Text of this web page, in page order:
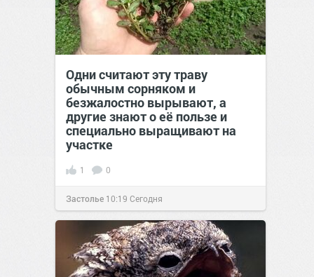
Одни считают эту траву
обычным сорняком и
безжалостно вырывают, а
другие знают о её пользе и
специально выращивают на
участке
1 0
Застолье 10:19 Сегодня